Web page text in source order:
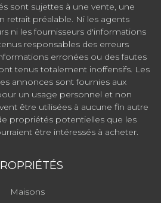
sont sujettes à une vente, une
retrait préalable. Ni les agents
ni les fournisseurs d'informations
responsables des erreurs
erronées ou des fautes
tenus totalement inoffensifs. Les
annonces sont fournies aux
un usage personnel et non
être utilisées à aucune fin autre
propriétés potentielles que les
être intéressés à acheter.
Maisons